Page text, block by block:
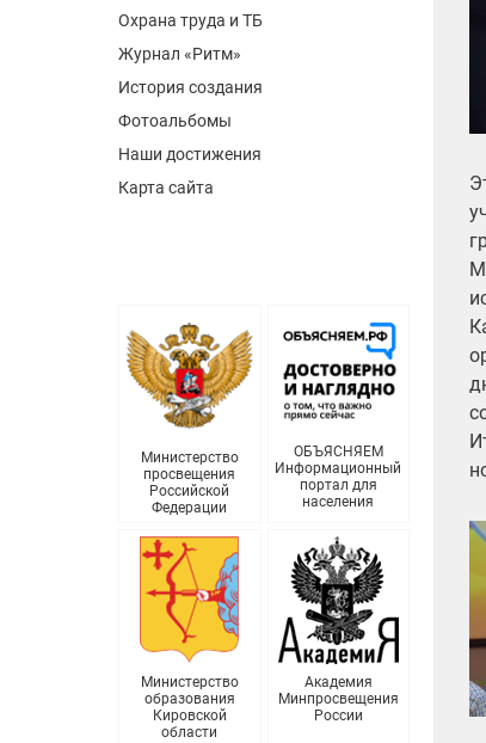
Охрана труда и ТБ
Журнал «Ритм»
История создания
Фотоальбомы
Наши достижения
Карта сайта
Министерство
просвещения
Российской
Федерации
ОБЪЯСНЯЕМ
Информационный
портал для
населения
Министерство
образования
Кировской
области
Академия
Минпросвещения
России